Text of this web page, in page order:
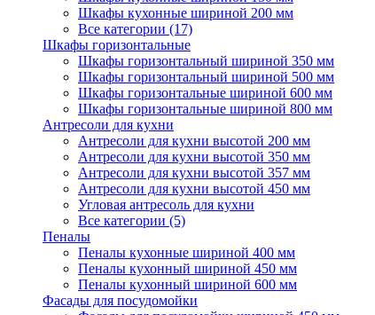
Шкафы кухонные шириной 200 мм
Все категории (17)
Шкафы горизонтальные
Шкафы горизонтальный шириной 350 мм
Шкафы горизонтальный шириной 500 мм
Шкафы горизонтальные шириной 600 мм
Шкафы горизонтальные шириной 800 мм
Антресоли для кухни
Антресоли для кухни высотой 200 мм
Антресоли для кухни высотой 350 мм
Антресоли для кухни высотой 357 мм
Антресоли для кухни высотой 450 мм
Угловая антресоль для кухни
Все категории (5)
Пеналы
Пеналы кухонные шириной 400 мм
Пеналы кухонный шириной 450 мм
Пеналы кухонный шириной 600 мм
Фасады для посудомойки